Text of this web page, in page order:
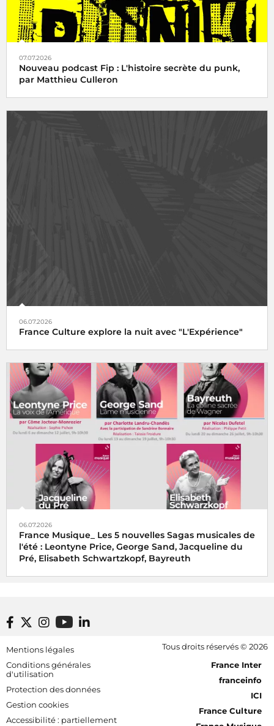
07.07.2026
Nouveau podcast Fip : L'histoire secrète du punk,
par Matthieu Culleron
06.07.2026
France Culture explore la nuit avec "L'Expérience"
06.07.2026
France Musique_ Les 5 nouvelles Sagas musicales de
l'été : Leontyne Price, George Sand, Jacqueline du
Pré, Elisabeth Schwartzkopf, Bayreuth
Footer bottom
Mentions légales
Conditions générales
d'utilisation
Protection des données
Gestion cookies
Accessibilité : partiellement
Tous droits réservés © 2026
[RDF] Pied de page - Mobile
France Inter
franceinfo
ICI
France Culture